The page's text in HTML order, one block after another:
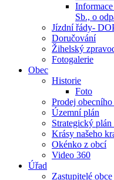
Sb., o
Jízdní řády-
Doručování
Žihelský
Fotogalerie
Obec
Historie
Foto
Prodej obecního
Územní plán
Strategický
Krásy našeho
Okénko z obcí
Video 360
Úřad
Zastupitelé obce